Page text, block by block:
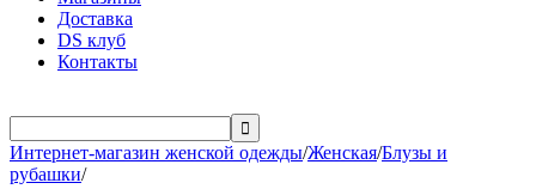
Доставка
DS клуб
Контакты

Интернет-магазин женской одежды/Женская/Блузы и
рубашки/